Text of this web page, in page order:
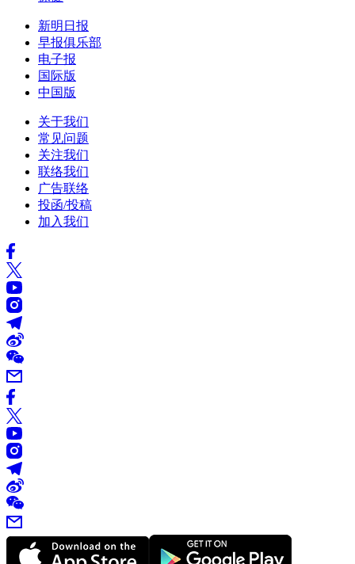
新明日报
早报俱乐部
电子报
国际版
中国版
关于我们
常见问题
关注我们
联络我们
广告联络
投函/投稿
加入我们